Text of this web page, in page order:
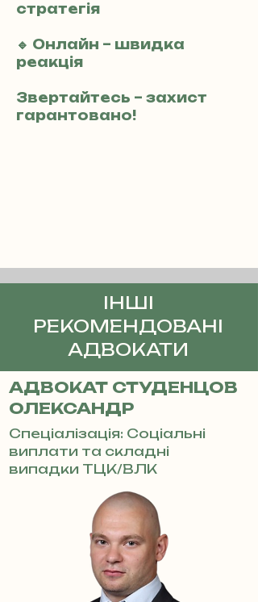
стратегія
🔹 Онлайн – швидка
реакція
Звертайтесь – захист
гарантовано!
ІНШІ
РЕКОМЕНДОВАНІ
АДВОКАТИ
АДВОКАТ СТУДЕНЦОВ
ОЛЕКСАНДР
Спеціалізація: Соціальні
виплати та складні
випадки ТЦК/ВЛК